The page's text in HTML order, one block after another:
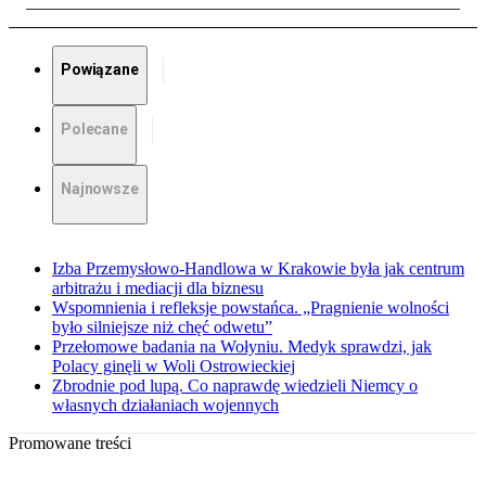
Powiązane
Polecane
Najnowsze
Izba Przemysłowo-Handlowa w Krakowie była jak centrum
arbitrażu i mediacji dla biznesu
Wspomnienia i refleksje powstańca. „Pragnienie wolności
było silniejsze niż chęć odwetu”
Przełomowe badania na Wołyniu. Medyk sprawdzi, jak
Polacy ginęli w Woli Ostrowieckiej
Zbrodnie pod lupą. Co naprawdę wiedzieli Niemcy o
własnych działaniach wojennych
Promowane treści